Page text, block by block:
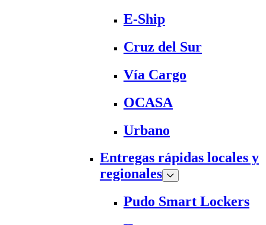
E-Ship
Cruz del Sur
Vía Cargo
OCASA
Urbano
Entregas rápidas locales y
regionales
Pudo Smart Lockers